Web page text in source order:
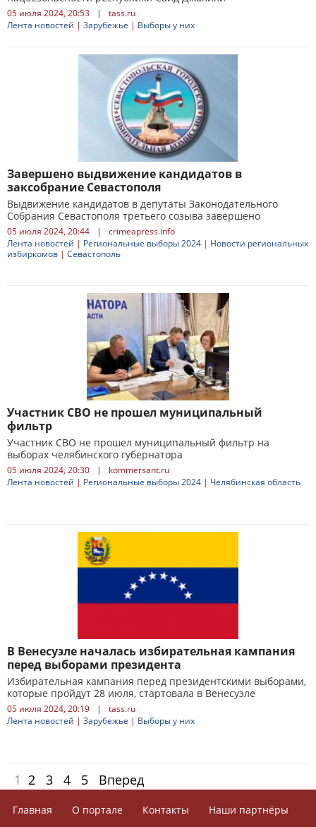
05 июля 2024, 20:53 |
tass.ru
Лента новостей | Зарубежье | Выборы у них
Завершено выдвижение кандидатов в
заксобрание Севастополя
Выдвижение кандидатов в депутаты Законодательного
Собрания Севастополя третьего созыва завершено
05 июля 2024, 20:44 |
crimeapress.info
Лента новостей | Региональные выборы 2024 | Новости региональных
избиркомов | Севастополь
Участник СВО не прошел муниципальный
фильтр
Участник СВО не прошел муниципальный фильтр на
выборах челябинского губернатора
05 июля 2024, 20:30 |
kommersant.ru
Лента новостей | Региональные выборы 2024 | Челябинская область
В Венесуэле началась избирательная кампания
перед выборами президента
Избирательная кампания перед президентскими выборами,
которые пройдут 28 июля, стартовала в Венесуэле
05 июля 2024, 20:19 |
tass.ru
Лента новостей | Зарубежье | Выборы у них
1 2 3 4 5 Вперед
Главная О портале Контакты
Наши партнёры